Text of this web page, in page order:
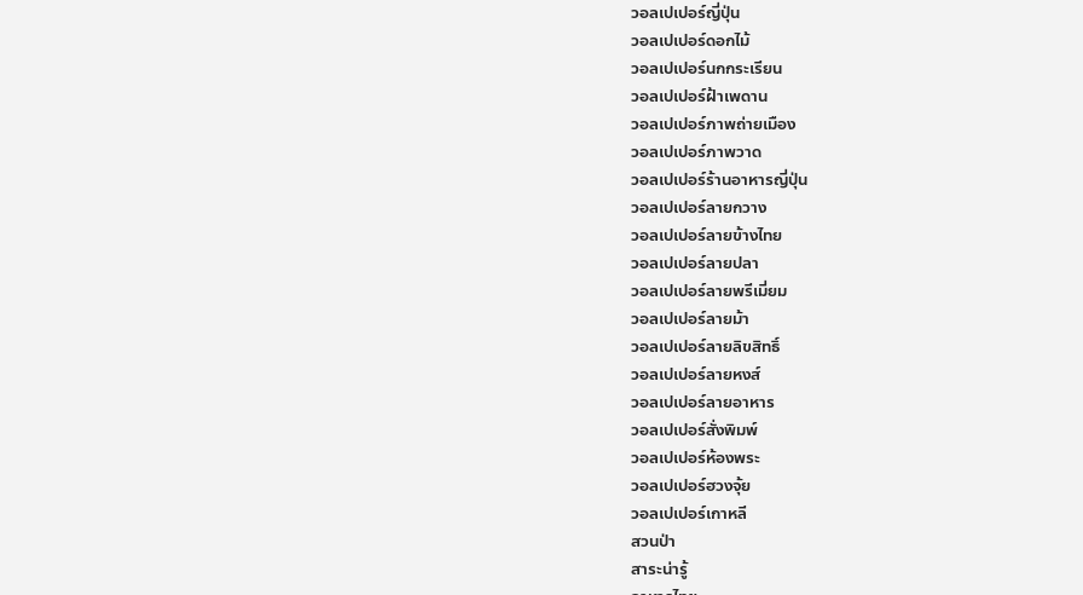
วอลเปเปอร์ญี่ปุ่น
วอลเปเปอร์ดอกไม้
วอลเปเปอร์นกกระเรียน
วอลเปเปอร์ฝ้าเพดาน
วอลเปเปอร์ภาพถ่ายเมือง
วอลเปเปอร์ภาพวาด
วอลเปเปอร์ร้านอาหารญี่ปุ่น
วอลเปเปอร์ลายกวาง
วอลเปเปอร์ลายข้างไทย
วอลเปเปอร์ลายปลา
วอลเปเปอร์ลายพรีเมี่ยม
วอลเปเปอร์ลายม้า
วอลเปเปอร์ลายลิขสิทธิ์
วอลเปเปอร์ลายหงส์
วอลเปเปอร์ลายอาหาร
วอลเปเปอร์สั่งพิมพ์
วอลเปเปอร์ห้องพระ
วอลเปเปอร์ฮวงจุ้ย
วอลเปเปอร์เกาหลี
สวนป่า
สาระน่ารู้